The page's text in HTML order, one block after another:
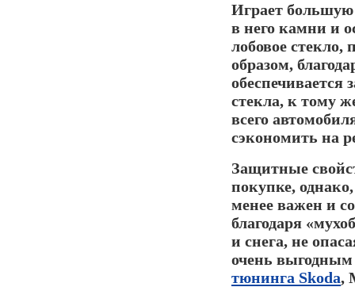
Играет большую
в него камни и
лобовое
образом,
обеспечивается
стекла, к тому
всего
сэкономить на
Защитные
покупке,
менее важен и
благодаря
и снега, не
очень
тюнинга Skoda,